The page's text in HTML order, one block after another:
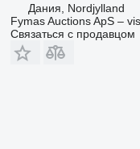
Дания, Nordjylland
Fymas Auctions ApS –
Связаться с продавцом